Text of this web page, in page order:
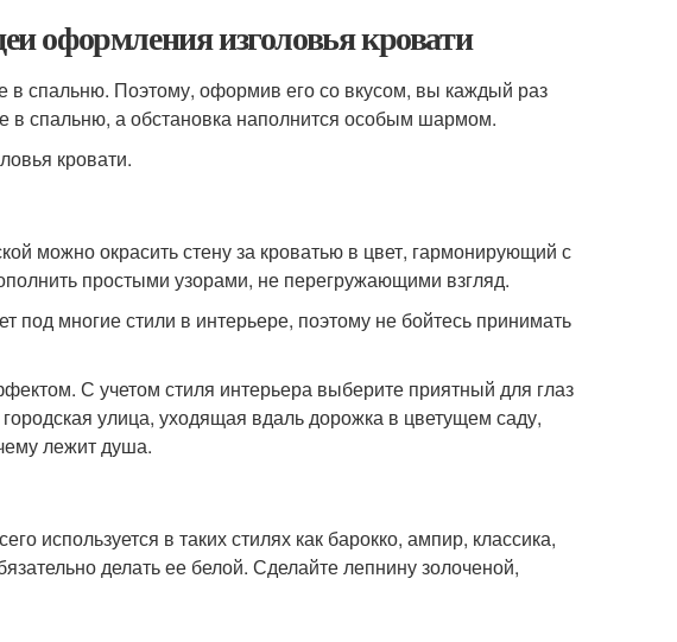
оформления изголовья кровати
в спальню. Поэтому, оформив его со вкусом, вы каждый раз
в спальню, а обстановка наполнится особым шармом.
кровати.
можно окрасить стену за кроватью в цвет, гармонирующий с
простыми узорами, не перегружающими взгляд.
многие стили в интерьере, поэтому не бойтесь принимать
С учетом стиля интерьера выберите приятный для глаз
улица, уходящая вдаль дорожка в цветущем саду,
лежит душа.
используется в таких стилях как барокко, ампир, классика,
делать ее белой. Сделайте лепнину золоченой,